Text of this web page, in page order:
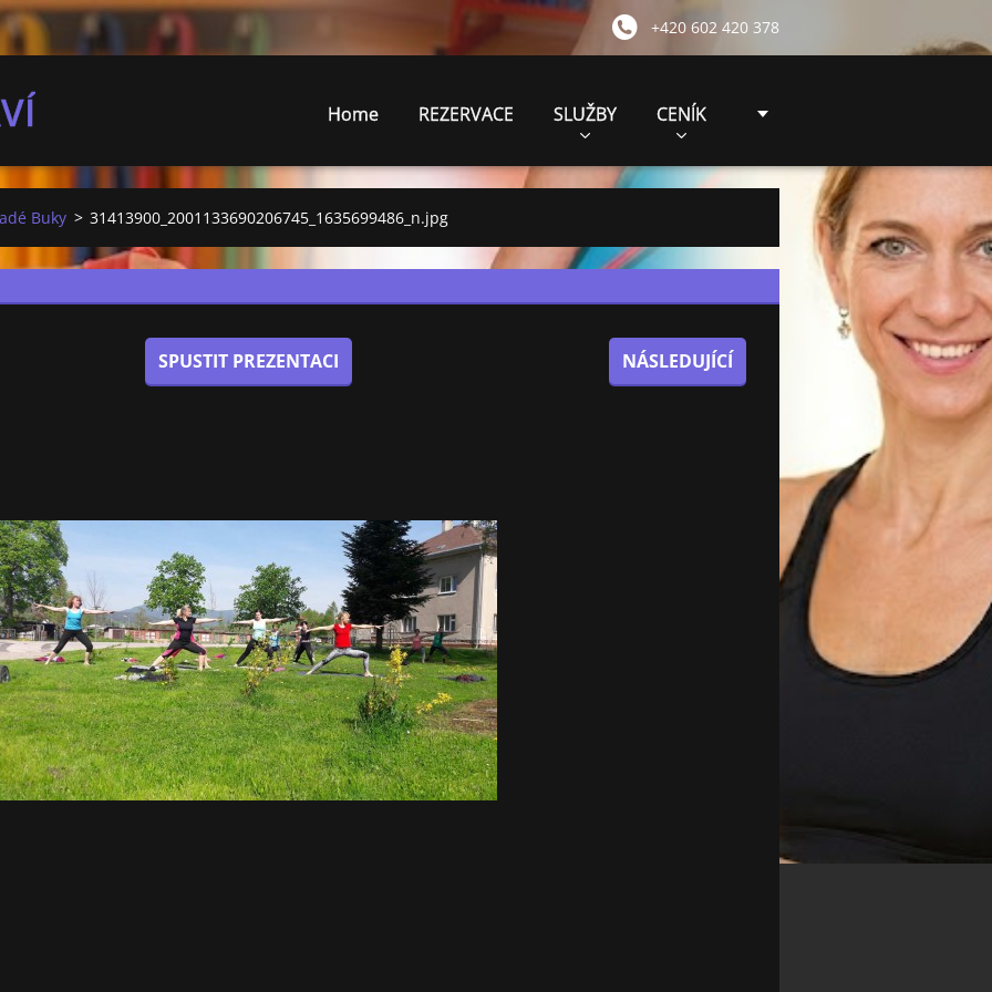
+420 602 420 378
Home REZERVACE SLUŽBY CENÍK
Buky > 31413900_2001133690206745_1635699486_n.jpg
SPUSTIT PREZENTACI NÁSLEDUJÍCÍ